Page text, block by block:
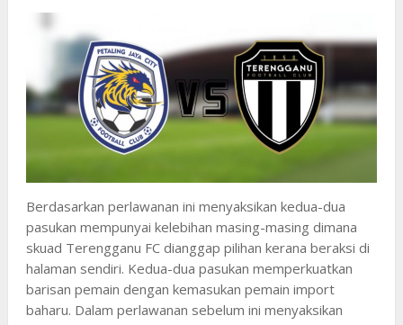
Berdasarkan perlawanan ini menyaksikan kedua-dua
pasukan mempunyai kelebihan masing-masing dimana
skuad Terengganu FC dianggap pilihan kerana beraksi di
halaman sendiri. Kedua-dua pasukan memperkuatkan
barisan pemain dengan kemasukan pemain import
baharu. Dalam perlawanan sebelum ini menyaksikan